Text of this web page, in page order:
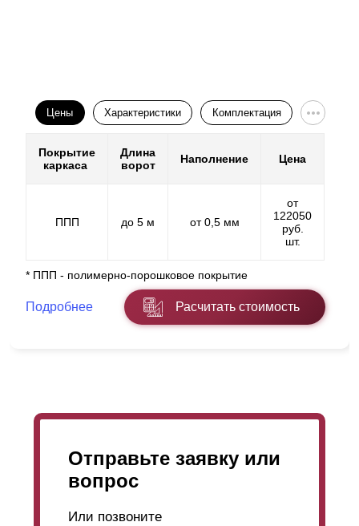
Цены Характеристики Комплектация
Покрытие
каркаса
Длина
ворот
Наполнение Цена
ППП до 5 м от 0,5 мм
от
122050
руб.
шт.
* ППП - полимерно-порошковое покрытие
Подробнее Расчитать стоимость
Отправьте заявку или
вопрос
Или позвоните